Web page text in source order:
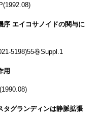
序 エイコサノイドの関与に
5198)55巻Suppl.1
用
タグランディンは静脈拡張